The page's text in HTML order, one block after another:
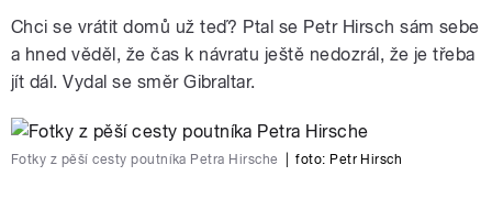
Chci se vrátit domů už teď? Ptal se Petr Hirsch sám sebe
a hned věděl, že čas k návratu ještě nedozrál, že je třeba
jít dál. Vydal se směr Gibraltar.
Fotky z pěší cesty poutníka Petra Hirsche foto: Petr Hirsch